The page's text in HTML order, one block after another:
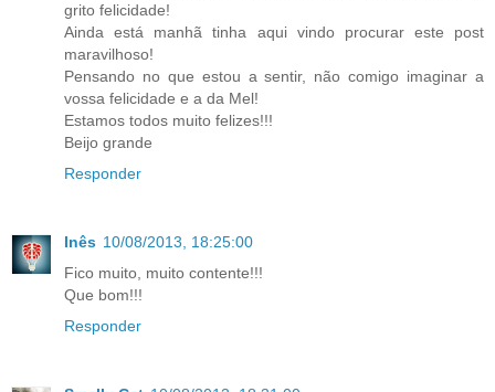
grito felicidade!
Ainda está manhã tinha aqui vindo procurar este post
maravilhoso!
Pensando no que estou a sentir, não comigo imaginar a
vossa felicidade e a da Mel!
Estamos todos muito felizes!!!
Beijo grande
Responder
Inês 10/08/2013, 18:25:00
Fico muito, muito contente!!!
Que bom!!!
Responder